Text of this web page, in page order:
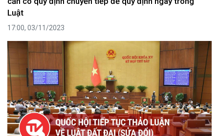
Luật
17:00, 03/11/2023